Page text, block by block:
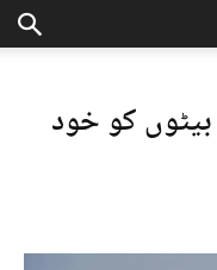
کو خود